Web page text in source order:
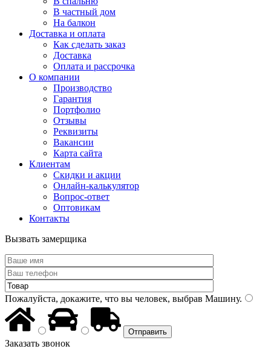
В частный дом
На балкон
Доставка и оплата
Как сделать заказ
Доставка
Оплата и рассрочка
О компании
Производство
Гарантия
Портфолио
Отзывы
Реквизиты
Вакансии
Карта сайта
Клиентам
Скидки и акции
Онлайн-калькулятор
Вопрос-ответ
Оптовикам
Контакты
Вызвать замерщика
Пожалуйста, докажите, что вы человек, выбрав Машину.
Заказать звонок